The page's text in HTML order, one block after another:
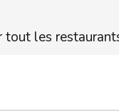
tout les